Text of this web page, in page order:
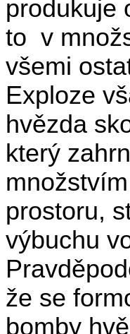
produkuje
to v
všemi
Exploze
hvězda
který
prostoru,
výbuchu
že se
bomby